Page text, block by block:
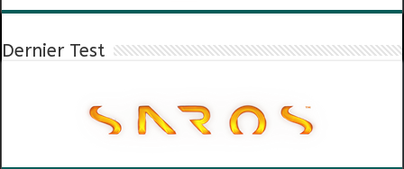
Dernier Test